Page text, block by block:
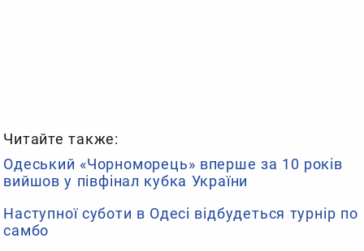
Читайте также:
Одеський «Чорноморець» вперше за 10 років
вийшов у півфінал кубка України
Наступної суботи в Одесі відбудеться турнір по
самбо